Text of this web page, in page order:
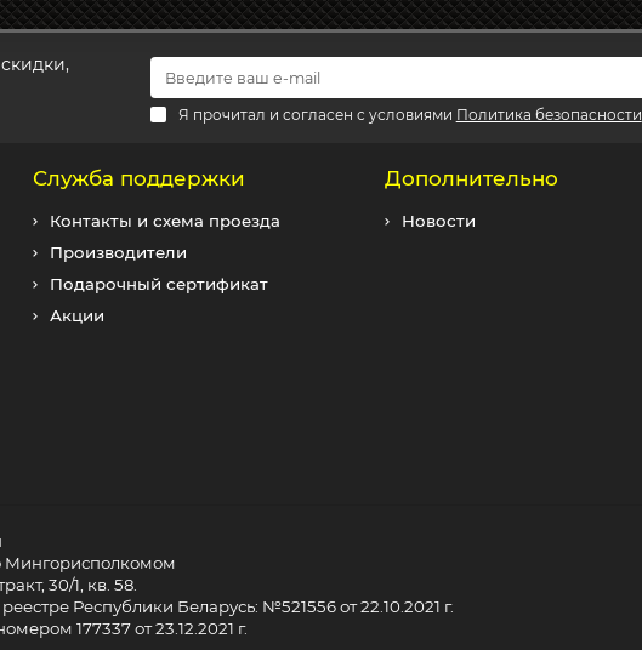
Я прочитал и согласен с условиями Политика безопасности
Служба поддержки
Контакты и схема проезда
Производители
Подарочный сертификат
Акции
Дополнительно
Новости
Мингорисполкомом
30/1, кв. 58.
Республики Беларусь: №521556 от 22.10.2021 г.
177337 от 23.12.2021 г.